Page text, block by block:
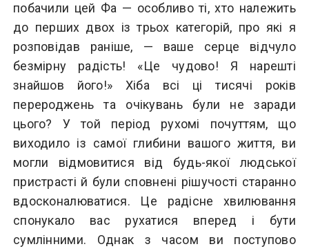
побачили цей Фа — особливо ті, хто належить
до перших двох із трьох категорій, про які я
розповідав раніше, — ваше серце відчуло
безмірну радість! «Це чудово! Я нарешті
знайшов його!» Хіба всі ці тисячі років
перероджень та очікувань були не заради
цього? У той період рухомі почуттям, що
виходило із самої глибини вашого життя, ви
могли відмовитися від будь-якої людської
пристрасті й були сповнені рішучості старанно
вдосконалюватися. Це радісне хвилювання
спонукало вас рухатися вперед і бути
сумлінними. Однак з часом ви поступово